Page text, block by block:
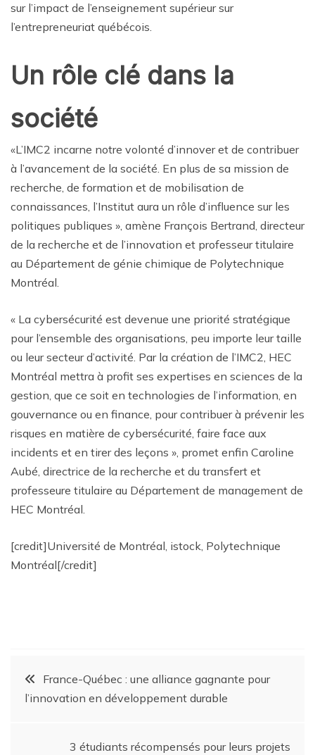
sur l’impact de l’enseignement supérieur sur
l’entrepreneuriat québécois.
Un rôle clé dans la
société
«L’IMC2 incarne notre volonté d’innover et de contribuer
à l’avancement de la société. En plus de sa mission de
recherche, de formation et de mobilisation de
connaissances, l’Institut aura un rôle d’influence sur les
politiques publiques », amène François Bertrand, directeur
de la recherche et de l’innovation et professeur titulaire
au Département de génie chimique de Polytechnique
Montréal.
« La cybersécurité est devenue une priorité stratégique
pour l’ensemble des organisations, peu importe leur taille
ou leur secteur d’activité. Par la création de l’IMC2, HEC
Montréal mettra à profit ses expertises en sciences de la
gestion, que ce soit en technologies de l’information, en
gouvernance ou en finance, pour contribuer à prévenir les
risques en matière de cybersécurité, faire face aux
incidents et en tirer des leçons », promet enfin Caroline
Aubé, directrice de la recherche et du transfert et
professeure titulaire au Département de management de
HEC Montréal.
[credit]Université de Montréal, istock, Polytechnique
Montréal[/credit]
France-Québec : une alliance gagnante pour
l’innovation en développement durable
3 étudiants récompensés pour leurs projets